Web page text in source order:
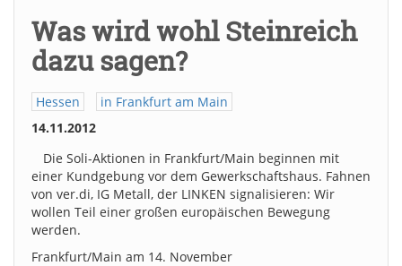
Was wird wohl Steinreich
dazu sagen?
Hessen
in Frankfurt am Main
14.11.2012
Die Soli-Aktionen in Frankfurt/Main beginnen mit
einer Kundgebung vor dem Gewerkschaftshaus. Fahnen
von ver.di, IG Metall, der LINKEN signalisieren: Wir
wollen Teil einer großen europäischen Bewegung
werden.
Frankfurt/Main am 14. November